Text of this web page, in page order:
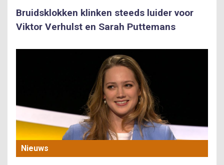
Bruidsklokken klinken steeds luider voor
Viktor Verhulst en Sarah Puttemans
Nieuws